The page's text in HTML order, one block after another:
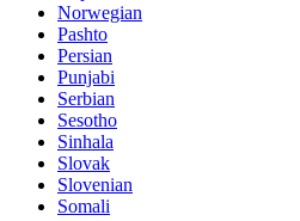
Norwegian
Pashto
Persian
Punjabi
Serbian
Sesotho
Sinhala
Slovak
Slovenian
Somali